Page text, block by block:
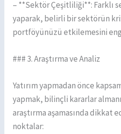
– **Sektör Çeşitliliği**: Farklı
yaparak, belirli bir sektörün
portföyünüzü etkilemesini
### 3. Araştırma ve Analiz
Yatırım yapmadan önce
yapmak, bilinçli kararlar
araştırma aşamasında dikkat
noktalar: